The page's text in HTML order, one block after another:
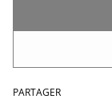
PARTAGER